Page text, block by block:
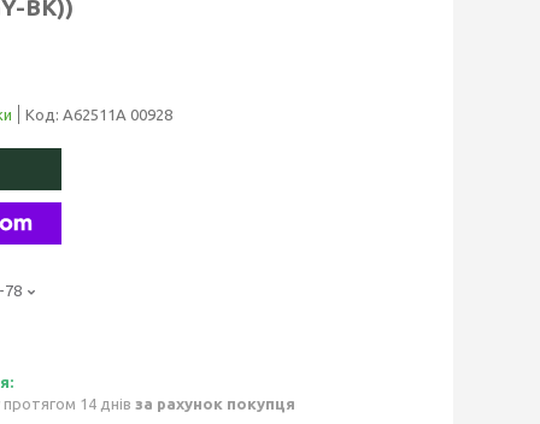
BK))
Код: A62511A 00928
78
14 днів за рахунок покупця